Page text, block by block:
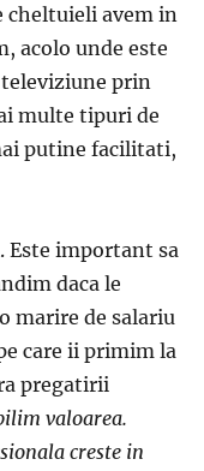
cheltuieli avem in
acolo unde este
prin
multe tipuri de
putine facilitati,
Este important sa
daca le
marire de salariu
care ii primim la
pregatirii
valoarea.
creste in